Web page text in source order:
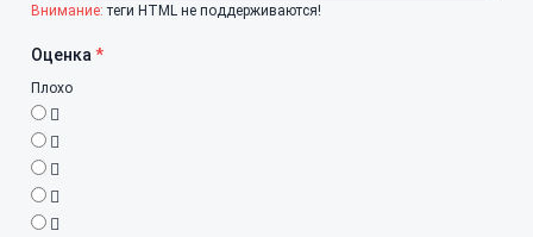
Внимание: теги HTML не поддерживаются!
Оценка
Плохо